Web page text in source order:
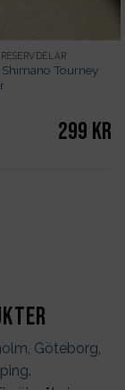
Tourney
299 kr
, Göteborg,
.